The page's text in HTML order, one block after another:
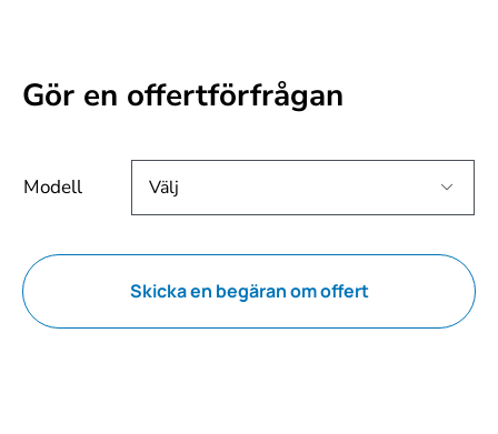
Gör en offertförfrågan
Modell 
Skicka en begäran om offert